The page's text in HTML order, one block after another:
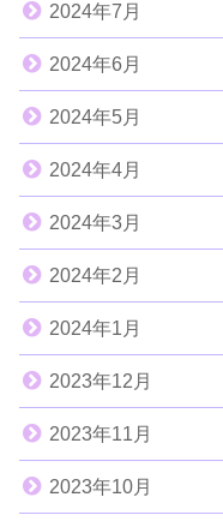
2024年7月
2024年6月
2024年5月
2024年4月
2024年3月
2024年2月
2024年1月
2023年12月
2023年11月
2023年10月